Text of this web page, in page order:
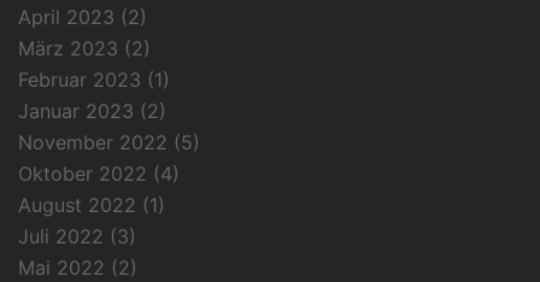
April 2023 (2)
März 2023 (2)
Februar 2023 (1)
Januar 2023 (2)
November 2022 (5)
Oktober 2022 (4)
August 2022 (1)
Juli 2022 (3)
Mai 2022 (2)